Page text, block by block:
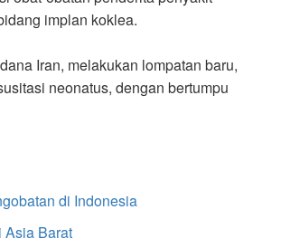
implan koklea.
Iran, melakukan lompatan baru,
neonatus, dengan bertumpu
di Indonesia
Asia Barat